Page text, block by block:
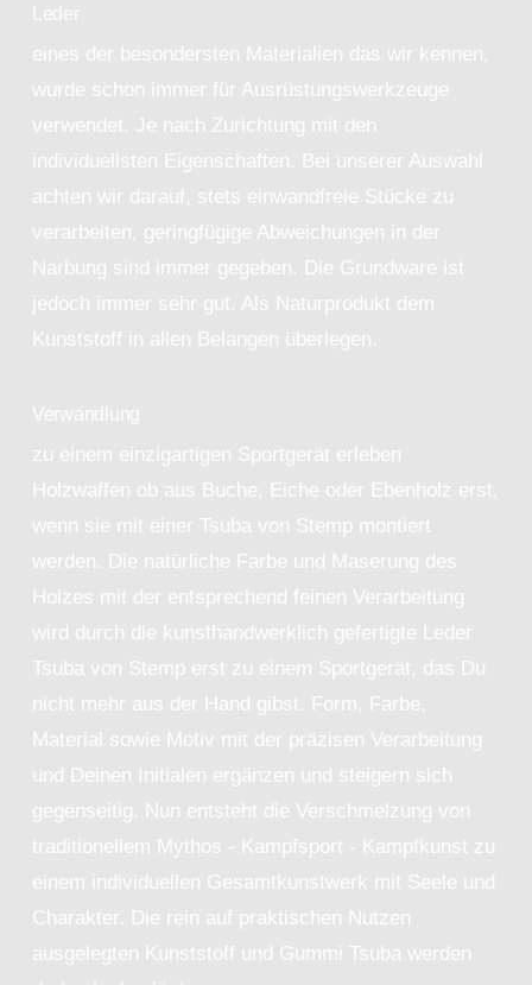
Leder
eines der besondersten Materialien das wir kennen,
wurde schon immer für Ausrüstungswerkzeuge
verwendet. Je nach Zurichtung mit den
individuellsten Eigenschaften. Bei unserer Auswahl
achten wir darauf, stets einwandfreie Stücke zu
verarbeiten, geringfügige Abweichungen in der
Narbung sind immer gegeben. Die Grundware ist
jedoch immer sehr gut. Als Naturprodukt dem
Kunststoff in allen Belangen überlegen.
Verwandlung
zu einem einzigartigen Sportgerät erleben
Holzwaffen ob aus Buche, Eiche oder Ebenholz erst,
wenn sie mit einer Tsuba von Stemp montiert
werden. Die natürliche Farbe und Maserung des
Holzes mit der entsprechend feinen Verarbeitung
wird durch die kunsthandwerklich gefertigte Leder
Tsuba von Stemp erst zu einem Sportgerät, das Du
nicht mehr aus der Hand gibst. Form, Farbe,
Material sowie Motiv mit der präzisen Verarbeitung
und Deinen Initialen ergänzen und steigern sich
gegenseitig. Nun entsteht die Verschmelzung von
traditionellem Mythos - Kampfsport - Kampfkunst zu
einem individuellen Gesamtkunstwerk mit Seele und
Charakter. Die rein auf praktischen Nutzen
ausgelegten Kunststoff und Gummi Tsuba werden